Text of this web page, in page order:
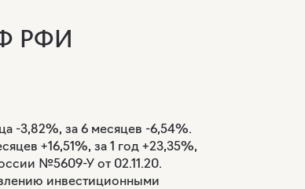
РФИ
-3,82%, за 6 месяцев -6,54%.
+16,51%, за 1 год +23,35%,
№5609-У от 02.11.20.
инвестиционными